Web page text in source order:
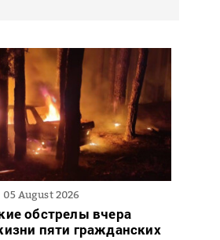
05 August 2026
обстрелы вчера
пяти гражданских